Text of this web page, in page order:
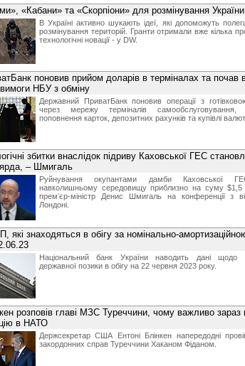
«Кабани» та «Скорпіони» для розмінування України
В Україні активно шукають ідеї, які допоможуть
розмінування територій. Гранти отримали вже кілька
технологічні новації - у DW.
поновив прийом доларів в терміналах та почав
вимоги НБУ з обміну
Державний ПриватБанк поновив операції з
через мережу терміналів
поповнення карток, депозитних рахунків та купівлі валют.
збитки внаслідок підриву Каховської ГЕС
– Шмигаль
Руйнування окупантами дамби Каховської
навколишньому середовищу приблизно на суму
премʼєр-міністр Денис Шмигаль на конференції з
Лондоні.
які знаходяться в обігу за номінально-
Національний банк України наводить дані щодо
державної позики в обігу на 22 червня 2023 року.
розповів главі МЗС Туреччини, чому важливо зараз
в НАТО
Держсекретар США Ентоні Блінкен напередодні
закордонних справ Туреччини Хаканом Фіданом.